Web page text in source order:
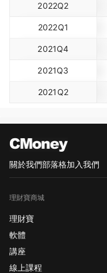
2022Q2
2022Q1
2021Q4
2021Q3
2021Q2
關於我們部落格加入我們
理財寶商城
理財寶
軟體
講座
線上課程